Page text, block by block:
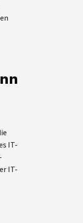
IT-
IT-